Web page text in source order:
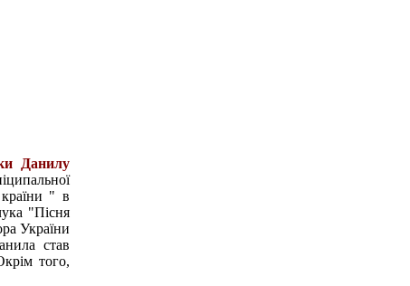
Данилу
" в
"Пісня
України
став
того,